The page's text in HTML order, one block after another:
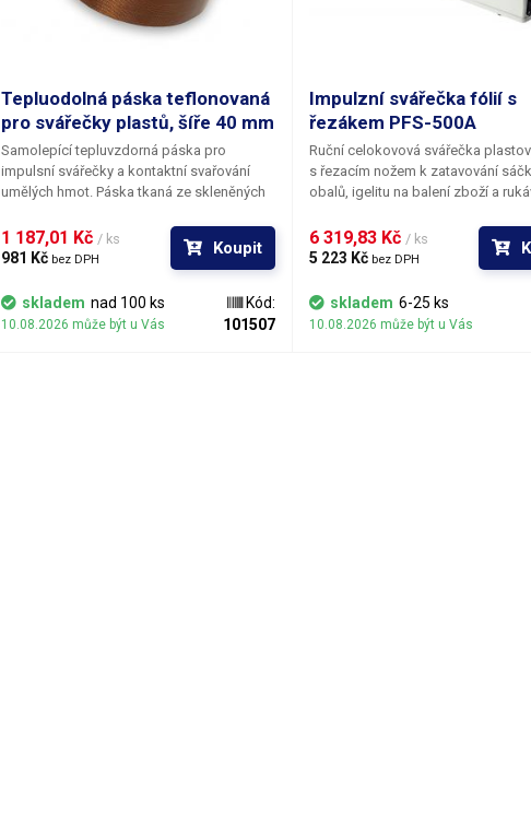
Tepluodolná páska teflonovaná
pro svářečky plastů, šíře 40 mm
Samolepící tepluvzdorná páska pro
impulsní svářečky a kontaktní svařování
umělých hmot. Páska tkaná ze skleněných
od povrchu tavného drátu. Při opotřebení a
prodření ochranné pásky dochází
k přímému kontaktu svářené fólie s topným
tělesem a k připékání. Pro zajištění
ideálních vlastností povrchu zejména
z pohledu nízké připékavosti jsou skleněná
1 187,01 Kč / ks
981 Kč bez DPH
Koupit
skladem nad 100 ks
10.08.2026 může být u Vás
Kód:
101507
Impulzní svářečka fólií s
řezákem PFS-500A
Ruční celokovová svářečka
s řezacím nožem k zatavování
obalů, igelitu na balení zboží a
má délku500 mma umožňuje tak
všemi plastovými pásy do této
. Výsledný svár je
oříznout pomocí integrovaného
výrazně urychluje práci oproti
bez nože, kde je třeba provádět
6 319,83 Kč / ks
5 223 Kč bez DPH
skladem 6-25 ks
10.08.2026 může být u Vás